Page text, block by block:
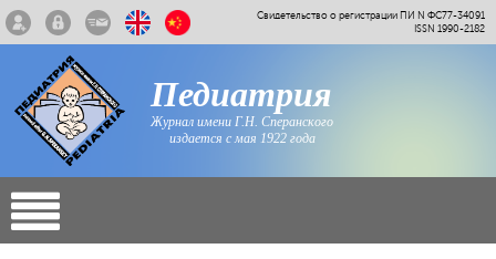
Свидетельство о регистрации ПИ N ФС77-34091
ISSN 1990-2182
Педиатрия
Журнал имени Г.Н. Сперанского
издается с мая 1922 года